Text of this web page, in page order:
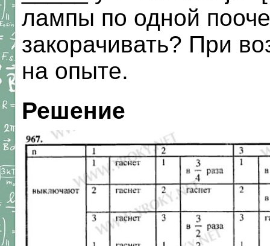
лампы по одной
закорачивать? При
на опыте.
Решение